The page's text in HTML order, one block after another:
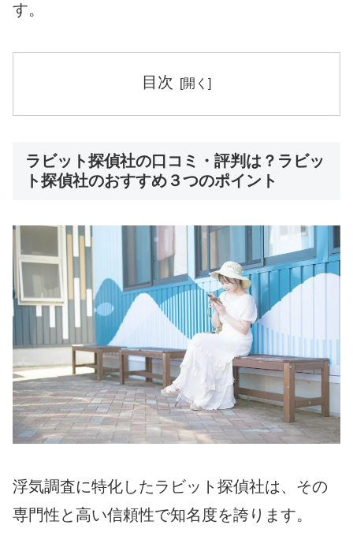
す。
目次
ラビット探偵社の口コミ・評判は？ラビッ
ト探偵社のおすすめ３つのポイント
浮気調査に特化したラビット探偵社は、その
専門性と高い信頼性で知名度を誇ります。